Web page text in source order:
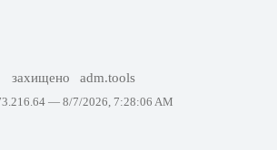
захищено adm.tools
— 8/7/2026, 7:28:06 AM